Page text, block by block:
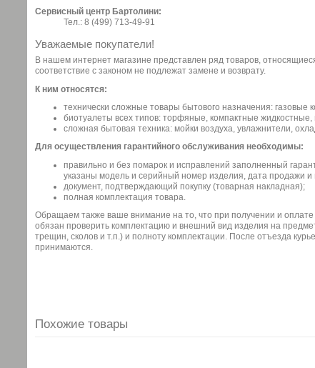
Сервисный центр Бартолини:
Тел.: 8 (499) 713-49-91
Уважаемые покупатели!
В нашем интернет магазине представлен ряд товаров,
соответствие с законом не подлежат замене и возврату.
К ним относятся:
технически сложные товары бытового назначения: газовые
биотуалеты всех типов: торфяные, компактные
сложная бытовая техника: мойки воздуха, увлажнители,
Для осуществления гарантийного обслуживания необходимы:
правильно и без помарок и исправлений заполненный
указаны модель и серийный номер изделия, дата продажи и
документ, подтверждающий покупку (товарная накладная);
полная комплектация товара.
Обращаем также ваше внимание на то, что при получении и оплате
обязан проверить комплектацию и внешний вид изделия на
трещин, сколов и т.п.) и полноту комплектации. После отъезда
принимаются.
Похожие товары